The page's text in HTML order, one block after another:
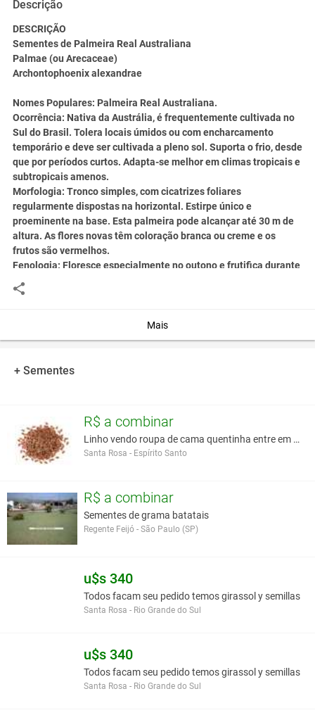
Descrição
DESCRIÇÃO
Sementes de Palmeira Real Australiana
Palmae (ou Arecaceae)
Archontophoenix alexandrae
Nomes Populares: Palmeira Real Australiana.
Ocorrência: Nativa da Austrália, é frequentemente cultivada no
Sul do Brasil. Tolera locais úmidos ou com encharcamento
temporário e deve ser cultivada a pleno sol. Suporta o frio, desde
que por períodos curtos. Adapta-se melhor em climas tropicais e
subtropicais amenos.
Morfologia: Tronco simples, com cicatrizes foliares
regularmente dispostas na horizontal. Estirpe único e
proeminente na base. Esta palmeira pode alcançar até 30 m de
altura. As flores novas têm coloração branca ou creme e os
frutos são vermelhos.
Fenologia: Floresce especialmente no outono e frutifica durante
todo o ano, predominantemente no verão.
Plantio Consorciado:
após o plantio. A cultura consorciada a palmeira não deve
competir em nutrientes, insolação e água. Caso isto ocorra,
esta palmeira tem mostrado bons resultados.
pode ser cultivada, também, em jardins de médio e grande porte.
Você assume toda a responsabilidade pela cotação deste item. Você acha que
este anúncio é contra a política de Agroads?
Mais
+ Sementes
R$ a combinar
Linho vendo roupa de cama quentinha entre em conta
Santa Rosa - Espírito Santo
R$ a combinar
Sementes de grama batatais
Regente Feijó - São Paulo (SP)
u$s 340
Todos facam seu pedido temos girassol y semillas
Santa Rosa - Rio Grande do Sul
u$s 340
Todos facam seu pedido temos girassol y semillas
Santa Rosa - Rio Grande do Sul